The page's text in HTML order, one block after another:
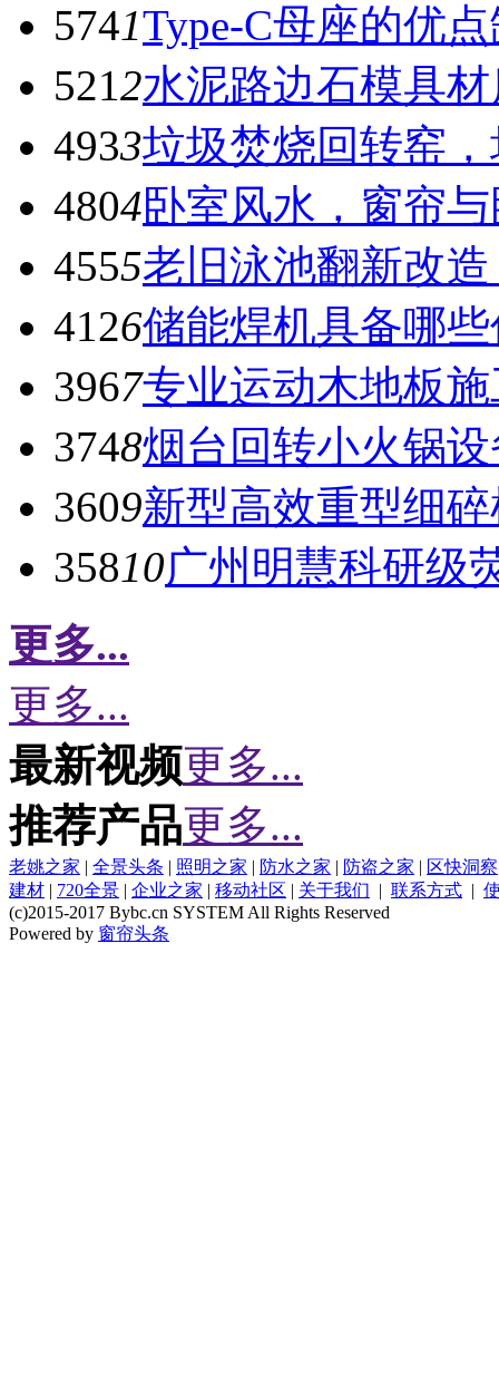
5741Type-C母座的优
5212水泥路边石模具
4933垃圾焚烧回转窑
4804卧室风水，窗帘
4555老旧泳池翻新改
4126储能焊机具备哪
3967专业运动木地板
3748烟台回转小火锅
3609新型高效重型细
35810广州明慧科研级
更多...
更多...
最新视频更多...
推荐产品更多...
老姚之家 | 全景头条 | 照明之家 | 防水之家 | 防盗之家 | 区快洞察
建材 | 720全景 | 企业之家 | 移动社区 | 关于我们 | 联系方式 |
(c)2015-2017 Bybc.cn SYSTEM All Rights Reserved
Powered by 窗帘头条